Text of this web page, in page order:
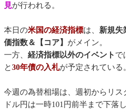
見が行われる。
本日の米国の経済指標は、 新規失
価指数＆【コア】 がメイン。
一方、 経済指標以外のイベント で
と30年債の入札が予定されている
今週の為替相場は、週初からリス
ドル円は一時101円前半まで下落